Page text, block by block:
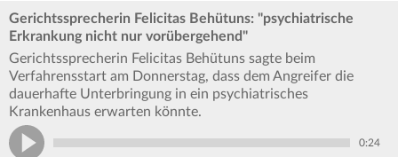
Gerichtssprecherin Felicitas Behütuns: "psychiatrische
Erkrankung nicht nur vorübergehend"
Gerichtssprecherin Felicitas Behütuns sagte beim
Verfahrensstart am Donnerstag, dass dem Angreifer die
dauerhafte Unterbringung in ein psychiatrisches
Krankenhaus erwarten könnte.
0:24